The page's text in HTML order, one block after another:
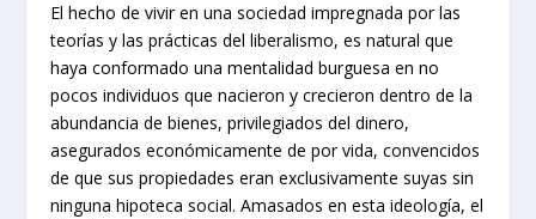
El hecho de vivir en una sociedad impregnada por las
teorías y las prácticas del liberalismo, es natural que
haya conformado una mentalidad burguesa en no
pocos individuos que nacieron y crecieron dentro de la
abundancia de bienes, privilegiados del dinero,
asegurados económicamente de por vida, convencidos
de que sus propiedades eran exclusivamente suyas sin
ninguna hipoteca social. Amasados en esta ideología, el